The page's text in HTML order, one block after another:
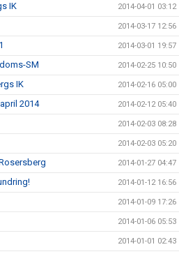
IK 2014-04-01 03:12
2014-03-17 12:56
2014-03-01 19:57
SM 2014-02-25 10:50
IK 2014-02-16 05:00
2014 2014-02-12 05:40
2014-02-03 08:28
2014-02-03 05:20
2014-01-27 04:47
2014-01-12 16:56
2014-01-09 17:26
2014-01-06 05:53
2014-01-01 02:43